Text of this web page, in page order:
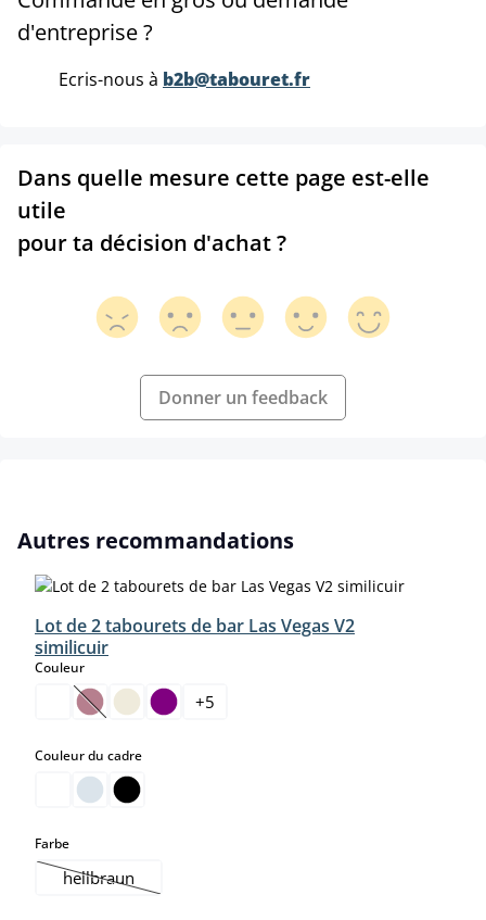
d'entreprise ?
Ecris-nous à b2b@tabouret.fr
Dans quelle mesure cette page est-elle
utile
pour ta décision d'achat ?
Donner un feedback
Ignorer la galerie de produits
Autres recommandations
Lot de 2 tabourets de bar Las Vegas V2
similicuir
Couleurselect
(Cette option n'est pas disponible pour le moment.)
+5
Couleur du cadreselect
Farbeselect
hellbraun
(Cette option n'est pas disponible pour le moment.)